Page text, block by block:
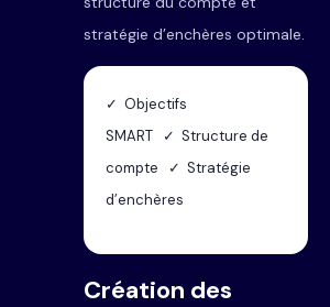
stratégie d’enchères optimale.
✓ Objectifs
SMART ✓ Structure de
compte ✓ Stratégie
d’enchères
Création des